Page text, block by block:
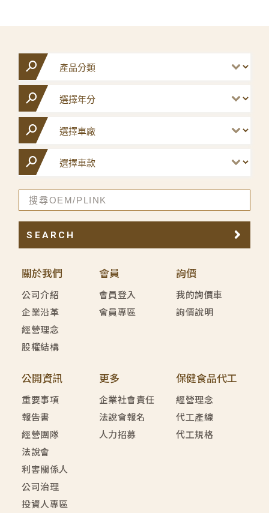
關於我們
公司介紹
企業沿革
經營理念
股權結構
會員
會員登入
會員專區
詢價
我的詢價車
詢價說明
公開資訊
重要事項
報告書
經營團隊
法說會
利害關係人
公司治理
投資人專區
更多
企業社會責任
法說會報名
人力招募
保健食品代工
經營理念
代工產線
代工規格
SEARCH